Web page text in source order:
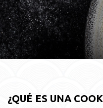
¿QUÉ ES UNA